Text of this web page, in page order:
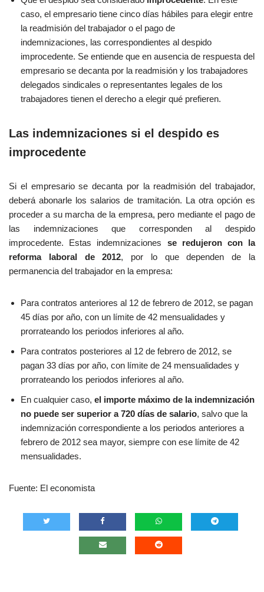
caso, el empresario tiene cinco días hábiles para elegir entre
la readmisión del trabajador o el pago de
indemnizaciones, las correspondientes al despido
improcedente. Se entiende que en ausencia de respuesta del
empresario se decanta por la readmisión y los trabajadores
delegados sindicales o representantes legales de los
trabajadores tienen el derecho a elegir qué prefieren.
Las indemnizaciones si el despido es
improcedente
Si el empresario se decanta por la readmisión del trabajador,
deberá abonarle los salarios de tramitación. La otra opción es
proceder a su marcha de la empresa, pero mediante el pago de
las indemnizaciones que corresponden al despido
improcedente. Estas indemnizaciones se redujeron con la
reforma laboral de 2012, por lo que dependen de la
permanencia del trabajador en la empresa:
Para contratos anteriores al 12 de febrero de 2012, se pagan
45 días por año, con un límite de 42 mensualidades y
prorrateando los periodos inferiores al año.
Para contratos posteriores al 12 de febrero de 2012, se
pagan 33 días por año, con límite de 24 mensualidades y
prorrateando los periodos inferiores al año.
En cualquier caso, el importe máximo de la indemnización
no puede ser superior a 720 días de salario, salvo que la
indemnización correspondiente a los periodos anteriores a
febrero de 2012 sea mayor, siempre con ese límite de 42
mensualidades.
Fuente: El economista